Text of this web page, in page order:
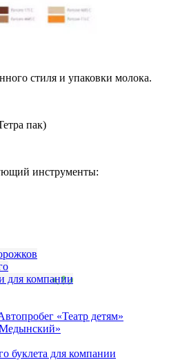
стиля и упаковки молока.
пак)
инструменты:
для компании
«Театр детям»
буклета для компании